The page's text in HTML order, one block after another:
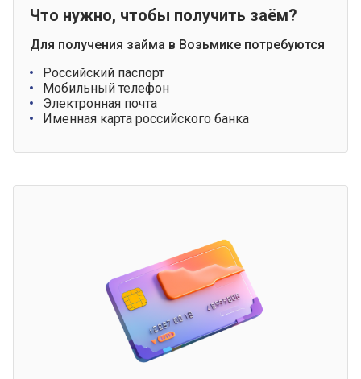
Что нужно, чтобы получить заём?
Для получения займа в Возьмике потребуются
Российский паспорт
Мобильный телефон
Электронная почта
Именная карта российского банка